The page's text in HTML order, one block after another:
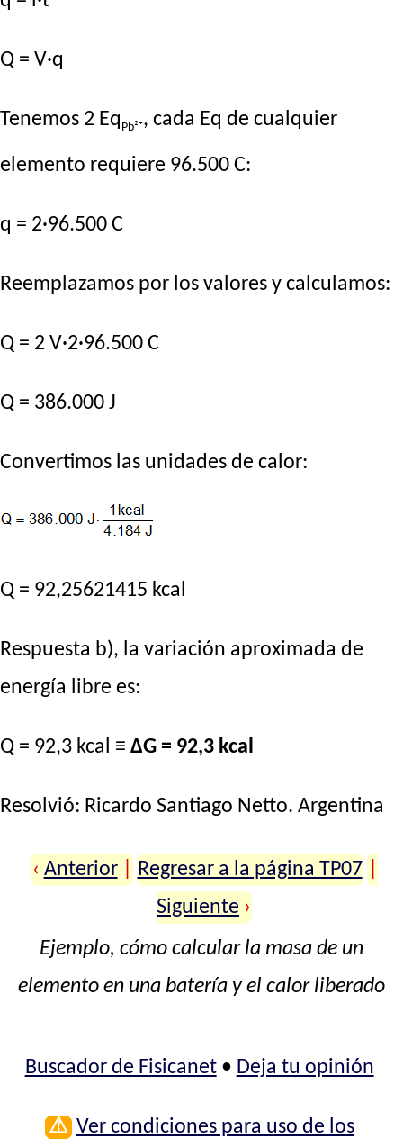
Q = V·q
Tenemos 2 Eq Pb²⁺, cada Eq de cualquier
elemento requiere 96.500 C:
q = 2·96.500 C
Reemplazamos por los valores y calculamos:
Q = 2 V·2·96.500 C
Q = 386.000 J
Convertimos las unidades de calor:
Q = 92,25621415 kcal
Respuesta b), la variación aproximada de
energía libre es:
Q = 92,3 kcal ≡ ΔG = 92,3 kcal
Resolvió: Ricardo Santiago Netto. Argentina
‹ Anterior Regresar a la página TP07
Siguiente ›
Ejemplo, cómo calcular la masa de un
elemento en una batería y el calor liberado
Buscador de Fisicanet• Deja tu opinión
⚠ Ver condiciones para uso de los